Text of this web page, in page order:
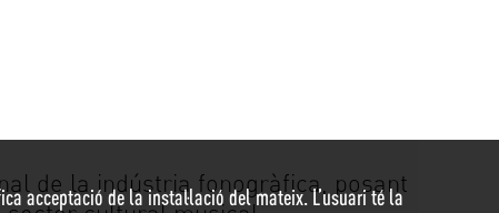
de la indústria fonogràfica, posant
acceptació de la instal·lació del mateix. L’usuari té la